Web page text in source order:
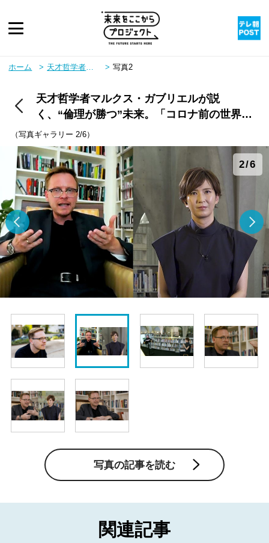
ピックアップ
twitter youtube instagram rss
ホーム 天才哲学者マルクス・ガブリエルが説く、“倫理が勝つ”未来。「コロナ前の世界に戻ることは不可能」 写真2
天才哲学者マルクス・ガブリエルが説
く、“倫理が勝つ”未来。「コロナ前の世界に
戻ることは不可能」
（写真ギャラリー 2/6）
2/6
写真の記事を読む
関連記事